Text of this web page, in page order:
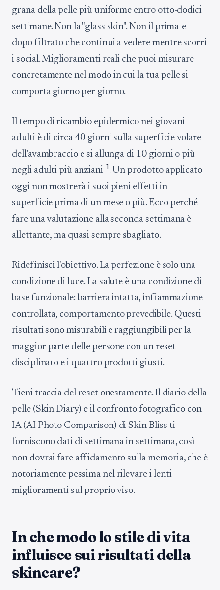
grana della pelle più uniforme entro otto-dodici
settimane. Non la "glass skin". Non il prima-e-
dopo filtrato che continui a vedere mentre scorri
i social. Miglioramenti reali che puoi misurare
concretamente nel modo in cui la tua pelle si
comporta giorno per giorno.
Il tempo di ricambio epidermico nei giovani
adulti è di circa 40 giorni sulla superficie volare
dell'avambraccio e si allunga di 10 giorni o più
negli adulti più anziani 1. Un prodotto applicato
oggi non mostrerà i suoi pieni effetti in
superficie prima di un mese o più. Ecco perché
fare una valutazione alla seconda settimana è
allettante, ma quasi sempre sbagliato.
Ridefinisci l'obiettivo. La perfezione è solo una
condizione di luce. La salute è una condizione di
base funzionale: barriera intatta, infiammazione
controllata, comportamento prevedibile. Questi
risultati sono misurabili e raggiungibili per la
maggior parte delle persone con un reset
disciplinato e i quattro prodotti giusti.
Tieni traccia del reset onestamente. Il diario della
pelle (Skin Diary) e il confronto fotografico con
IA (AI Photo Comparison) di Skin Bliss ti
forniscono dati di settimana in settimana, così
non dovrai fare affidamento sulla memoria, che è
notoriamente pessima nel rilevare i lenti
miglioramenti sul proprio viso.
In che modo lo stile di vita
influisce sui risultati della
skincare?